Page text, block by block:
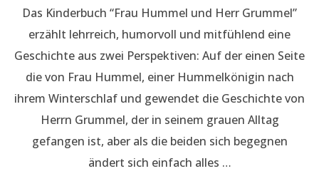
Das Kinderbuch “Frau Hummel und Herr Grummel”
erzählt lehrreich, humorvoll und mitfühlend eine
Geschichte aus zwei Perspektiven: Auf der einen Seite
die von Frau Hummel, einer Hummelkönigin nach
ihrem Winterschlaf und gewendet die Geschichte von
Herrn Grummel, der in seinem grauen Alltag
gefangen ist, aber als die beiden sich begegnen
ändert sich einfach alles …